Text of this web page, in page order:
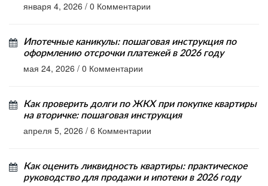
января 4, 2026 / 0 Комментарии
Ипотечные каникулы: пошаговая инструкция по
оформлению отсрочки платежей в 2026 году
мая 24, 2026 / 0 Комментарии
Как проверить долги по ЖКХ при покупке квартиры
на вторичке: пошаговая инструкция
апреля 5, 2026 / 6 Комментарии
Как оценить ликвидность квартиры: практическое
руководство для продажи и ипотеки в 2026 году